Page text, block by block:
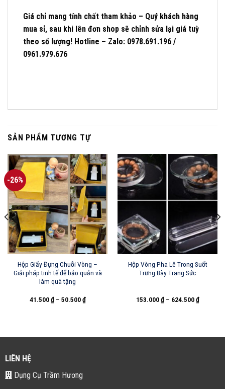
Giá chỉ mang tính chất tham khảo – Quý khách hàng
mua sỉ, sau khi lên đơn shop sẽ chỉnh sửa lại giá tuỳ
theo số lượng! Hotline – Zalo: 0978.691.196 /
0961.979.676
SẢN PHẨM TƯƠNG TỰ
-26%
Hộp Giấy Đựng Chuỗi Vòng –
Giải pháp tinh tế để bảo quản và
làm quà tặng
41.500₫– 50.500₫
Hộp Vòng Pha Lê Trong Suốt
Trưng Bày Trang Sức
153.000₫– 624.500₫
LIÊN HỆ
Dụng Cụ Trầm Hương